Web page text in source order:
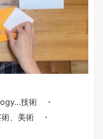
技術 ・
、美術 ・